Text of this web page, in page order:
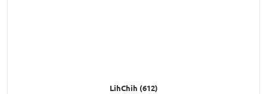
LihChih (612)